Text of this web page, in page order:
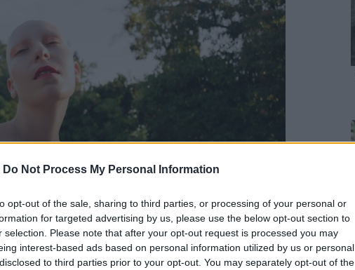
Do Not Process My Personal Information
opt-out of the sale, sharing to third parties, or processing of your personal or
for targeted advertising by us, please use the below opt-out section to
selection. Please note that after your opt-out request is processed you may
interest-based ads based on personal information utilized by us or personal
to third parties prior to your opt-out. You may separately opt-out of the